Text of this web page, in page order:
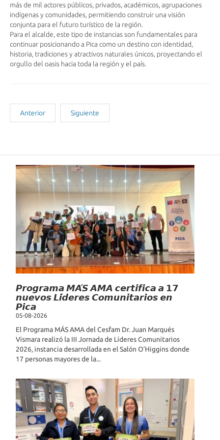
más de mil actores públicos, privados, académicos, agrupaciones
indígenas y comunidades, permitiendo construir una visión
conjunta para el futuro turístico de la región.
Para el alcalde, este tipo de instancias son fundamentales para
continuar posicionando a Pica como un destino con identidad,
historia, tradiciones y atractivos naturales únicos, proyectando el
orgullo del oasis hacia toda la región y el país.
Anterior Siguiente
𝙋𝙧𝙤𝙜𝙧𝙖𝙢𝙖 𝙈𝘼́𝙎 𝘼𝙈𝘼 𝙘𝙚𝙧𝙩𝙞𝙛𝙞𝙘𝙖 𝙖 𝟭𝟳
𝙣𝙪𝙚𝙫𝙤𝙨 𝙇𝙞́𝙙𝙚𝙧𝙚𝙨 𝘾𝙤𝙢𝙪𝙣𝙞𝙩𝙖𝙧𝙞𝙤𝙨 𝙚𝙣
𝙋𝙞𝙘𝙖
05-08-2026
El Programa MÁS AMA del Cesfam Dr. Juan Marqués
Vismara realizó la III Jornada de Líderes Comunitarios
2026, instancia desarrollada en el Salón O’Higgins donde
17 personas mayores de la...